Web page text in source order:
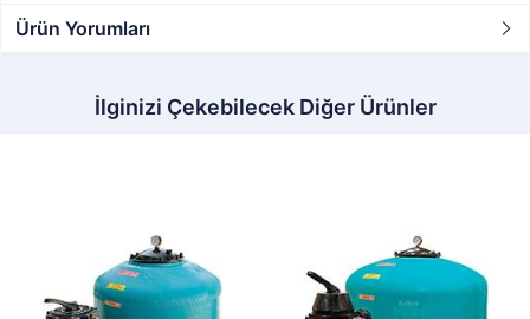
Ürün Yorumları
İlginizi Çekebilecek Diğer Ürünler